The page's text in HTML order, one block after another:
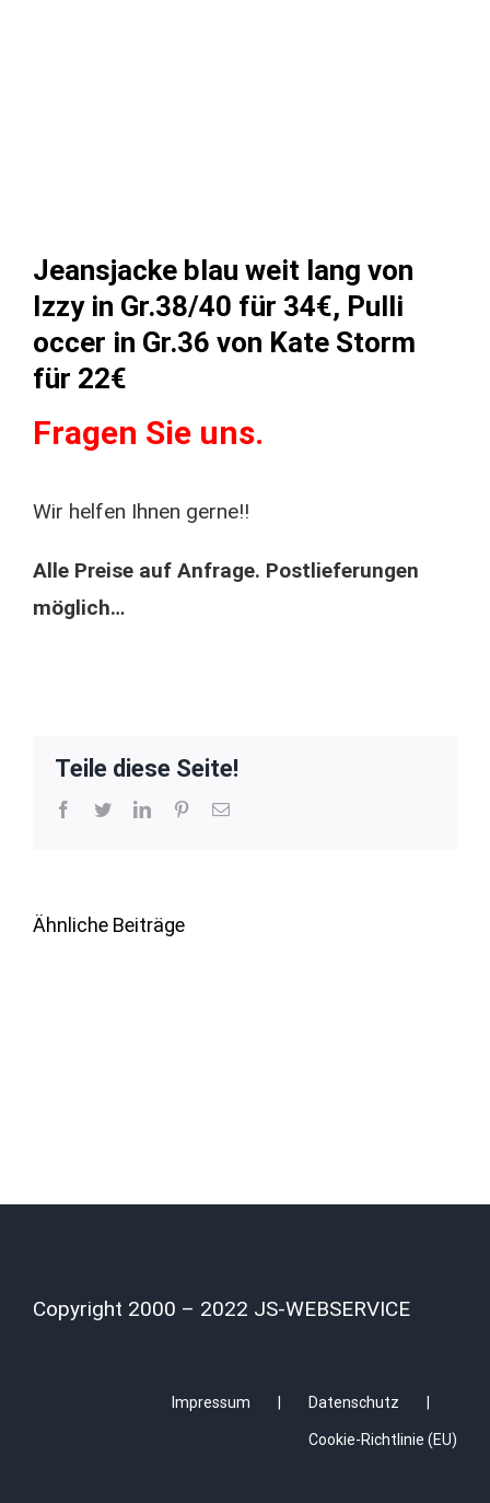
Jeansjacke blau weit lang von
Izzy in Gr.38/40 für 34€, Pulli
occer in Gr.36 von Kate Storm
für 22€
Fragen Sie uns.
Wir helfen Ihnen gerne!!
Alle Preise auf Anfrage. Postlieferungen
möglich…
Teile diese Seite!
Facebook
TwitterLinkedInPinterest
E-
Ähnliche Beiträge
Copyright 2000 – 2022 JS-WEBSERVICE
Impressum Datenschutz
Cookie-Richtlinie (EU)